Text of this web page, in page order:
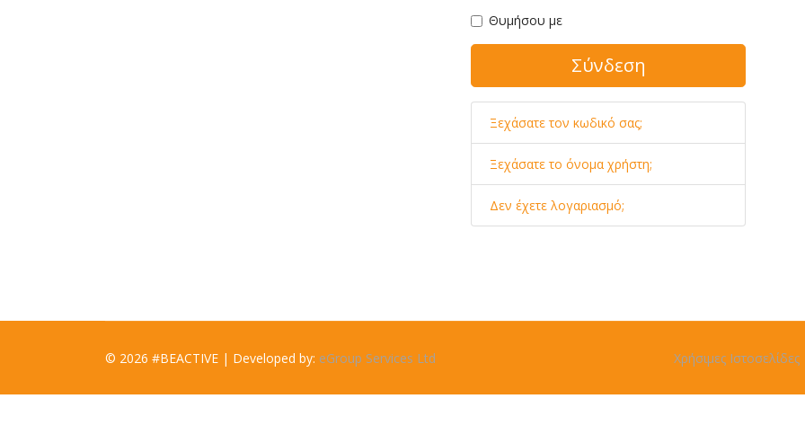
Θυμήσου με
Σύνδεση
Ξεχάσατε τον κωδικό σας;
Ξεχάσατε το όνομα χρήστη;
Δεν έχετε λογαριασμό;
© 2026 #BEACTIVE | Developed by: eGroup Services Ltd Χρήσιμες Ιστοσελίδες